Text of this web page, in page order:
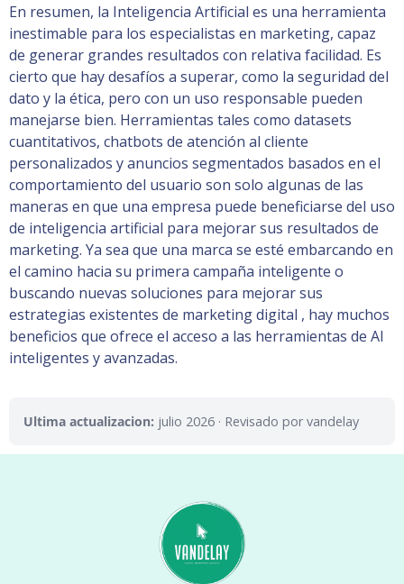
En resumen, la Inteligencia Artificial es una herramienta
inestimable para los especialistas en marketing, capaz
de generar grandes resultados con relativa facilidad. Es
cierto que hay desafíos a superar, como la seguridad del
dato y la ética, pero con un uso responsable pueden
manejarse bien. Herramientas tales como datasets
cuantitativos, chatbots de atención al cliente
personalizados y anuncios segmentados basados en el
comportamiento del usuario son solo algunas de las
maneras en que una empresa puede beneficiarse del uso
de inteligencia artificial para mejorar sus resultados de
marketing. Ya sea que una marca se esté embarcando en
el camino hacia su primera campaña inteligente o
buscando nuevas soluciones para mejorar sus
estrategias existentes de marketing digital , hay muchos
beneficios que ofrece el acceso a las herramientas de AI
inteligentes y avanzadas.
Ultima actualizacion: julio 2026 · Revisado por vandelay